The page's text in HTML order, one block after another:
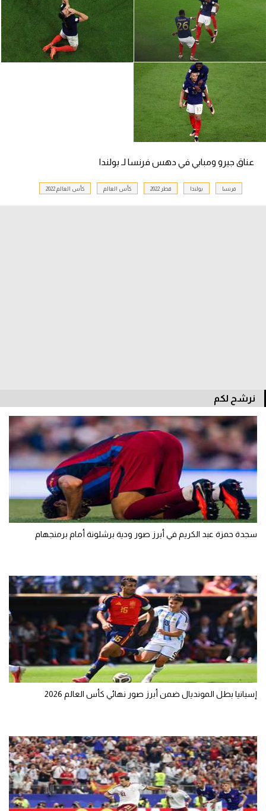
تقرير في الجول
تحليل في الجول
حكايات في الجول
كويز في الجول
فيديو في الجول
عناق جيرو ومبابي في دهس فرنسا لـ بولندا
فرنسا بولندا قطر 2022 كأس العالم كأس العالم 2022
نرشح لكم
سجدة حمزة عبد الكريم في أبرز صور ودية برشلونة أمام برمنجهام
إسبانيا بطل المونديال ضمن أبرز صور نهائي كأس العالم 2026